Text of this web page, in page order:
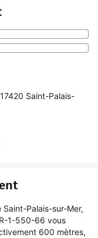
Saint-Palais-
Palais-sur-Mer,
1-550-66 vous
600 mètres,